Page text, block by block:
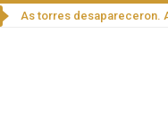
As torres desapareceron.